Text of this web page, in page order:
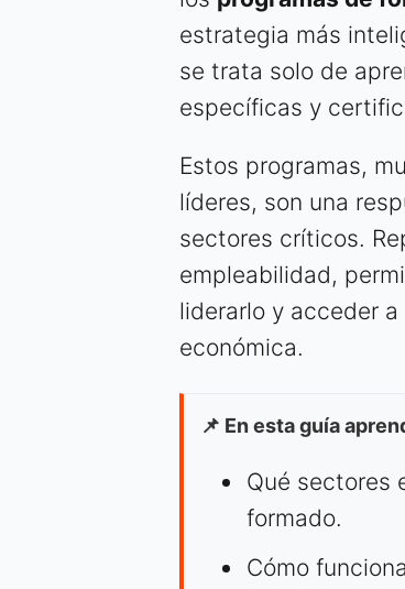
estrategia más
se trata solo de
específicas y
Estos programas,
líderes, son una
sectores críticos.
empleabilidad,
liderarlo y acceder
económica.
📌 En esta guía
Qué sectores
formado.
Cómo